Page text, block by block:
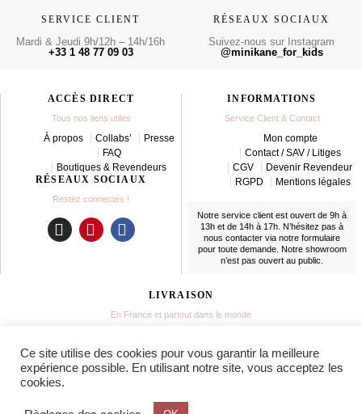
SERVICE CLIENT
Mardi & Jeudi 9h/12h – 14h/16h
+33 1 48 77 09 03
RÉSEAUX SOCIAUX
Suivez-nous sur Instagram
@minikane_for_kids
ACCÈS DIRECT
Tous nos liens utiles
À propos Collabs’
Presse
FAQ
Boutiques & Revendeurs
RÉSEAUX SOCIAUX
Restez connectés !
I
a
m
P
s
t
F
b
o
k
INFORMATIONS
Service Client & Contact
Mon compte
Contact / SAV / Litiges
CGV
Devenir Revendeur
RGPD
Mentions légales
Notre service client est ouvert de 9h à
13h et de 14h à 17h. N’hésitez pas à
nous contacter via notre formulaire
pour toute demande. Notre showroom
n’est pas ouvert au public.
LIVRAISON
En France et partout dans le monde
Ce site utilise des cookies pour vous garantir la meilleure
expérience possible. En utilisant notre site, vous acceptez les
cookies.